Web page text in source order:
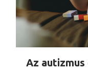
Az